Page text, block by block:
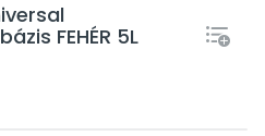
FEHÉR 5L